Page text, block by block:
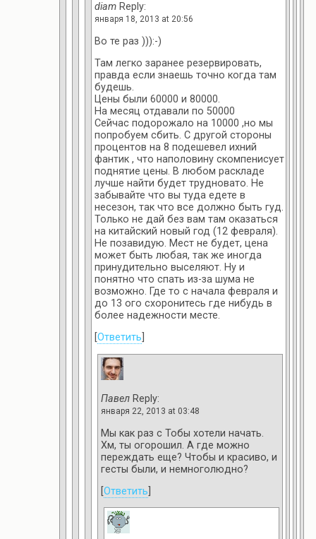
diam Reply:
января 18, 2013 at 20:56
Во те раз ))):-)
Там легко заранее резервировать,
правда если знаешь точно когда там
будешь.
Цены были 60000 и 80000.
На месяц отдавали по 50000
Сейчас подорожало на 10000 ,но мы
попробуем сбить. С другой стороны
процентов на 8 подешевел ихний
фантик , что наполовину скомпенисует
поднятие цены. В любом раскладе
лучше найти будет трудновато. Не
забывайте что вы туда едете в
несезон, так что все должно быть гуд.
Только не дай без вам там оказаться
на китайский новый год (12 февраля).
Не позавидую. Мест не будет, цена
может быть любая, так же иногда
принудительно выселяют. Ну и
понятно что спать из-за шума не
возможно. Где то с начала февраля и
до 13 ого схоронитесь где нибудь в
более надежности месте.
Ответить
Павел Reply:
января 22, 2013 at 03:48
Мы как раз с Тобы хотели начать.
Хм, ты огорошил. А где можно
переждать еще? Чтобы и красиво, и
гесты были, и немноголюдно?
Ответить